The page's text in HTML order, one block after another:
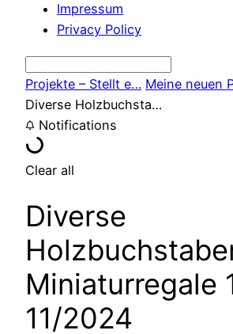
Impressum
Privacy Policy
Projekte – Stellt e… Meine neuen
Diverse Holzbuchsta…
Notifications
Clear all
Diverse
Miniaturregale
11/2024